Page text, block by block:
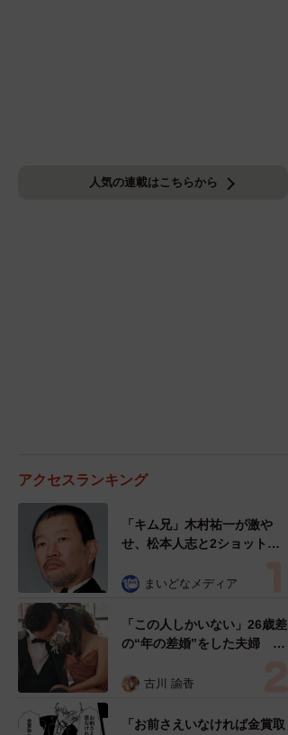
人気の連載はこちらから
アクセスランキング
「キム兄」木村祐一が激や
せ、松本人志と2ショット
「テキヤの兄さん」
まいどなメディア
「この人しかいない」26歳差
の“年の差婚”をした夫婦 出
た？ 今の思いを聞いた
古川 諭香
「お前さえいなければ金賞取